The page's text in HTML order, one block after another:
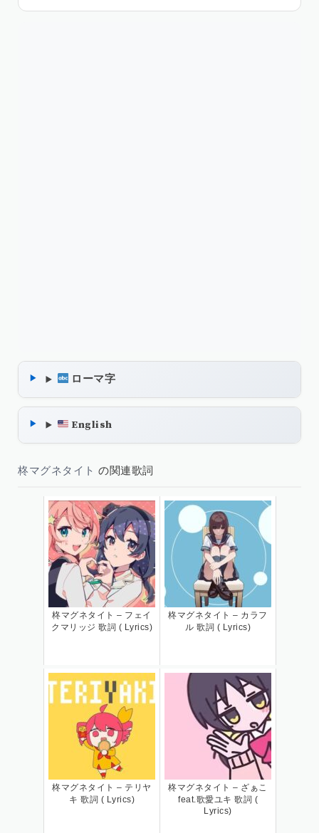
ローマ字
English
柊マグネタイト の関連歌詞
柊マグネタイト – フェイ
クマリッジ 歌詞 ( Lyrics)
柊マグネタイト – カラフ
ル 歌詞 ( Lyrics)
柊マグネタイト – テリヤ
キ 歌詞 ( Lyrics)
柊マグネタイト – ざぁこ
feat.歌愛ユキ 歌詞 (
Lyrics)